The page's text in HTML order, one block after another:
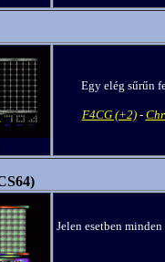
Egy elég sűrűn
F4CG (+2)-
Jelen esetben